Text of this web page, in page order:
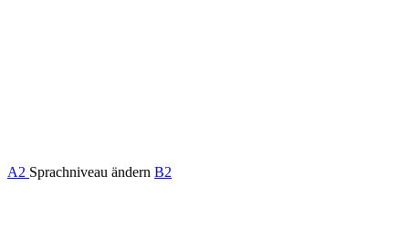
A2 Sprachniveau ändern B2